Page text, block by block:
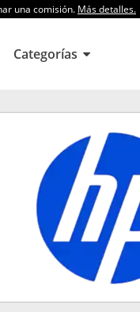
una comisión. Más detalles.
Categorías